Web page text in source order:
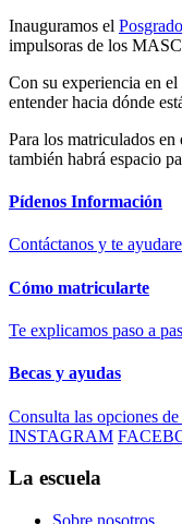
Inauguramos el
impulsoras de los
Con su experiencia en
entender hacia dónde
Para los matriculados
también habrá espacio
Pídenos Información
Contáctanos y te
Cómo matricularte
Te explicamos paso a
Becas y ayudas
Consulta las opciones
INSTAGRAM
La escuela
Sobre nosotros